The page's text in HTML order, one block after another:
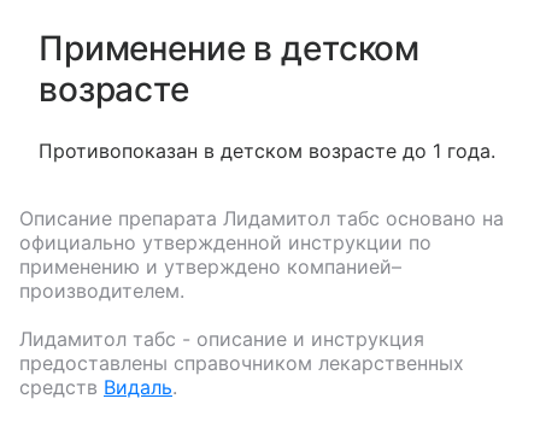
Применение в детском
возрасте
Противопоказан в детском возрасте до 1 года.
Описание препарата Лидамитол табс основано на
официально утвержденной инструкции по
применению и утверждено компанией–
производителем.
Лидамитол табс - описание и инструкция
предоставлены справочником лекарственных
средств Видаль.